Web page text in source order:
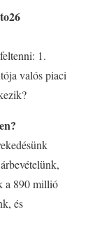
1.
valós piaci
a 890 millió
és